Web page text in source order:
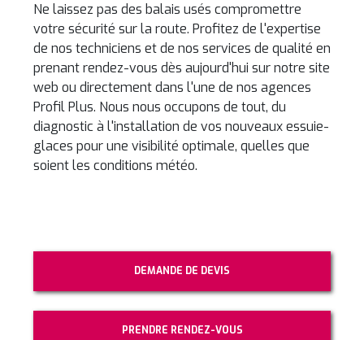
Ne laissez pas des balais usés compromettre
votre sécurité sur la route. Profitez de l'expertise
de nos techniciens et de nos services de qualité en
prenant rendez-vous dès aujourd'hui sur notre site
web ou directement dans l'une de nos agences
Profil Plus. Nous nous occupons de tout, du
diagnostic à l'installation de vos nouveaux essuie-
glaces pour une visibilité optimale, quelles que
soient les conditions météo.
DEMANDE DE DEVIS
PRENDRE RENDEZ-VOUS